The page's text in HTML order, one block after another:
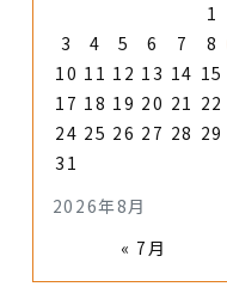
2026年8月
1
3
4 5 6 7 8
10 11 12 13 14 15
17 18 19 20 21 22
24 25 26 27 28 29
31
« 7月